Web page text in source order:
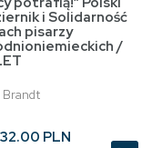
i Solidarność
pisarzy
/
Brandt
32.00 PLN